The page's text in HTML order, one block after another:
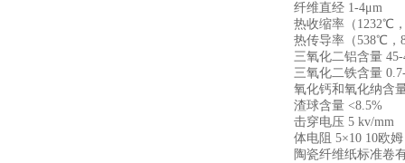
纤维直经 1-4μm
热收缩率（1232℃
热传导率（538℃，
三氧化二铝含量 45-
三氧化二铁含量
氧化钙和氧化纳含
渣球含量 <8.5%
击穿电压 5 kv/mm
体电阻 5×10 10欧姆
陶瓷纤维纸标准卷